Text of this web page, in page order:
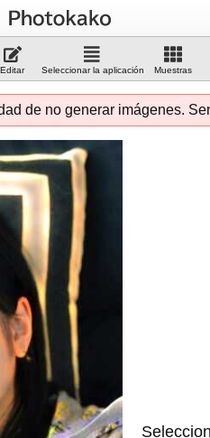
Editar Seleccionar la aplicación Muestras
de no generar imágenes.